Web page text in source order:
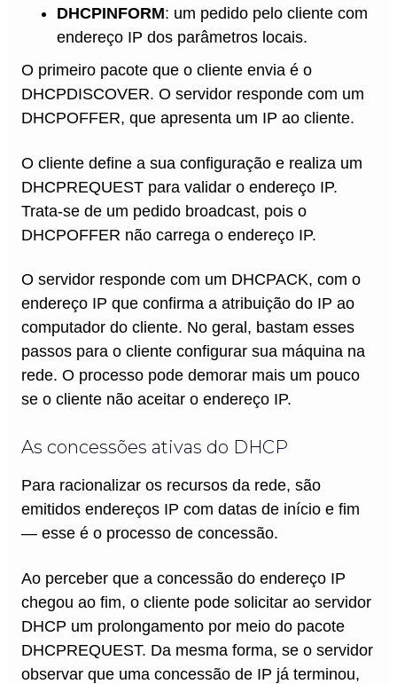
DHCPINFORM: um pedido pelo cliente com
endereço IP dos parâmetros locais.
O primeiro pacote que o cliente envia é o
DHCPDISCOVER. O servidor responde com um
DHCPOFFER, que apresenta um IP ao cliente.
O cliente define a sua configuração e realiza um
DHCPREQUEST para validar o endereço IP.
Trata-se de um pedido broadcast, pois o
DHCPOFFER não carrega o endereço IP.
O servidor responde com um DHCPACK, com o
endereço IP que confirma a atribuição do IP ao
computador do cliente. No geral, bastam esses
passos para o cliente configurar sua máquina na
rede. O processo pode demorar mais um pouco
se o cliente não aceitar o endereço IP.
As concessões ativas do DHCP
Para racionalizar os recursos da rede, são
emitidos endereços IP com datas de início e fim
— esse é o processo de concessão.
Ao perceber que a concessão do endereço IP
chegou ao fim, o cliente pode solicitar ao servidor
DHCP um prolongamento por meio do pacote
DHCPREQUEST. Da mesma forma, se o servidor
observar que uma concessão de IP já terminou,